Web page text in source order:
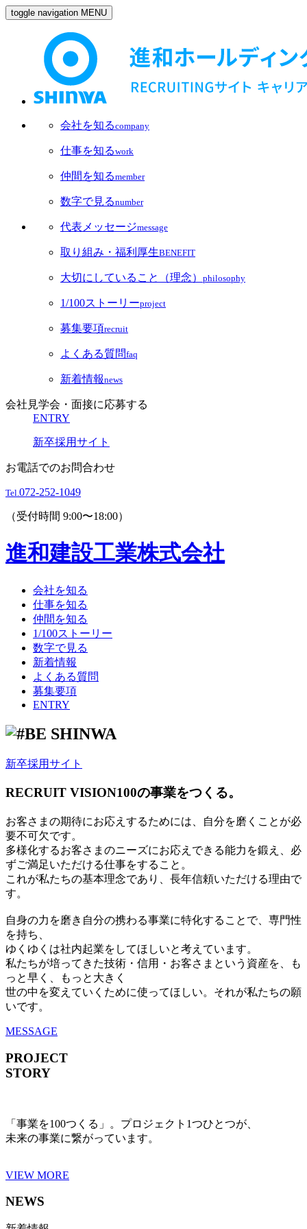
toggle navigation MENU
会社を知るcompany
仕事を知るwork
仲間を知るmember
数字で見るnumber
代表メッセージmessage
取り組み・福利厚生BENEFIT
大切にしていること（理念） philosophy
1/100ストーリーproject
募集要項recruit
よくある質問faq
新着情報news
会社見学会・面接に応募する
ENTRY
新卒採用サイト
お電話でのお問合わせ
Tel.072-252-1049
（受付時間 9:00〜18:00）
進和建設工業株式会社
会社を知る
仕事を知る
仲間を知る
1/100ストーリー
数字で見る
新着情報
よくある質問
募集要項
ENTRY
新卒採用サイト
RECRUIT VISION100の事業をつくる。
お客さまの期待にお応えするためには、自分を磨くことが必
要不可欠です。
多様化するお客さまのニーズにお応えできる能力を鍛え、必
ずご満足いただける仕事をすること。
これが私たちの基本理念であり、長年信頼いただける理由で
す。
自身の力を磨き自分の携わる事業に特化することで、専門性
を持ち、
ゆくゆくは社内起業をしてほしいと考えています。
私たちが培ってきた技術・信用・お客さまという資産を、も
っと早く、もっと大きく
世の中を変えていくために使ってほしい。それが私たちの願
いです。
MESSAGE
PROJECT
STORY
「事業を100つくる」。プロジェクト1つひとつが、
未来の事業に繋がっています。
VIEW MORE
NEWS